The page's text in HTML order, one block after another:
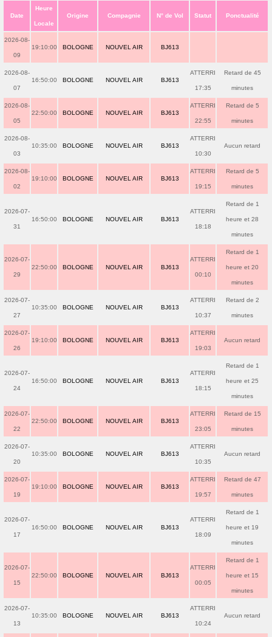
Date
Heure
Locale
Origine Compagnie N° de Vol Statut Ponctualité
2026-08-
09
19:10:00 BOLOGNE NOUVEL AIR BJ613
2026-08-
07
16:50:00 BOLOGNE NOUVEL AIR BJ613
ATTERRI
17:35
Retard de 45
minutes
2026-08-
05
22:50:00 BOLOGNE NOUVEL AIR BJ613
ATTERRI
22:55
Retard de 5
minutes
2026-08-
03
10:35:00 BOLOGNE NOUVEL AIR BJ613
ATTERRI
10:30
Aucun retard
2026-08-
02
19:10:00 BOLOGNE NOUVEL AIR BJ613
ATTERRI
19:15
Retard de 5
minutes
2026-07-
31
16:50:00 BOLOGNE NOUVEL AIR BJ613
ATTERRI
18:18
Retard de 1
heure et 28
minutes
2026-07-
29
22:50:00 BOLOGNE NOUVEL AIR BJ613
ATTERRI
00:10
Retard de 1
heure et 20
minutes
2026-07-
27
10:35:00 BOLOGNE NOUVEL AIR BJ613
ATTERRI
10:37
Retard de 2
minutes
2026-07-
26
19:10:00 BOLOGNE NOUVEL AIR BJ613
ATTERRI
19:03
Aucun retard
2026-07-
24
16:50:00 BOLOGNE NOUVEL AIR BJ613
ATTERRI
18:15
Retard de 1
heure et 25
minutes
2026-07-
22
22:50:00 BOLOGNE NOUVEL AIR BJ613
ATTERRI
23:05
Retard de 15
minutes
2026-07-
20
10:35:00 BOLOGNE NOUVEL AIR BJ613
ATTERRI
10:35
Aucun retard
2026-07-
19
19:10:00 BOLOGNE NOUVEL AIR BJ613
ATTERRI
19:57
Retard de 47
minutes
2026-07-
17
16:50:00 BOLOGNE NOUVEL AIR BJ613
ATTERRI
18:09
Retard de 1
heure et 19
minutes
2026-07-
15
22:50:00 BOLOGNE NOUVEL AIR BJ613
ATTERRI
00:05
Retard de 1
heure et 15
minutes
2026-07-
13
10:35:00 BOLOGNE NOUVEL AIR BJ613
ATTERRI
10:24
Aucun retard